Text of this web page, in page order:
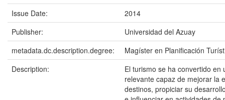
Issue Date:
2014
Publisher:
Universidad del Azuay
metadata.dc.description.degree:
Magíster en Planificación
Description:
El turismo se ha convertido en
relevante capaz de mejorar la
destinos, propiciar su